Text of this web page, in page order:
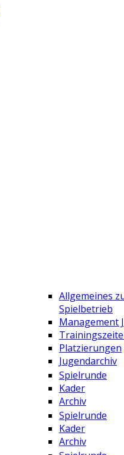
Allgemeines
Spielbetrieb
Management
Platzierungen
Jugendarchiv
Spielrunde
Kader
Archiv
Spielrunde
Kader
Archiv